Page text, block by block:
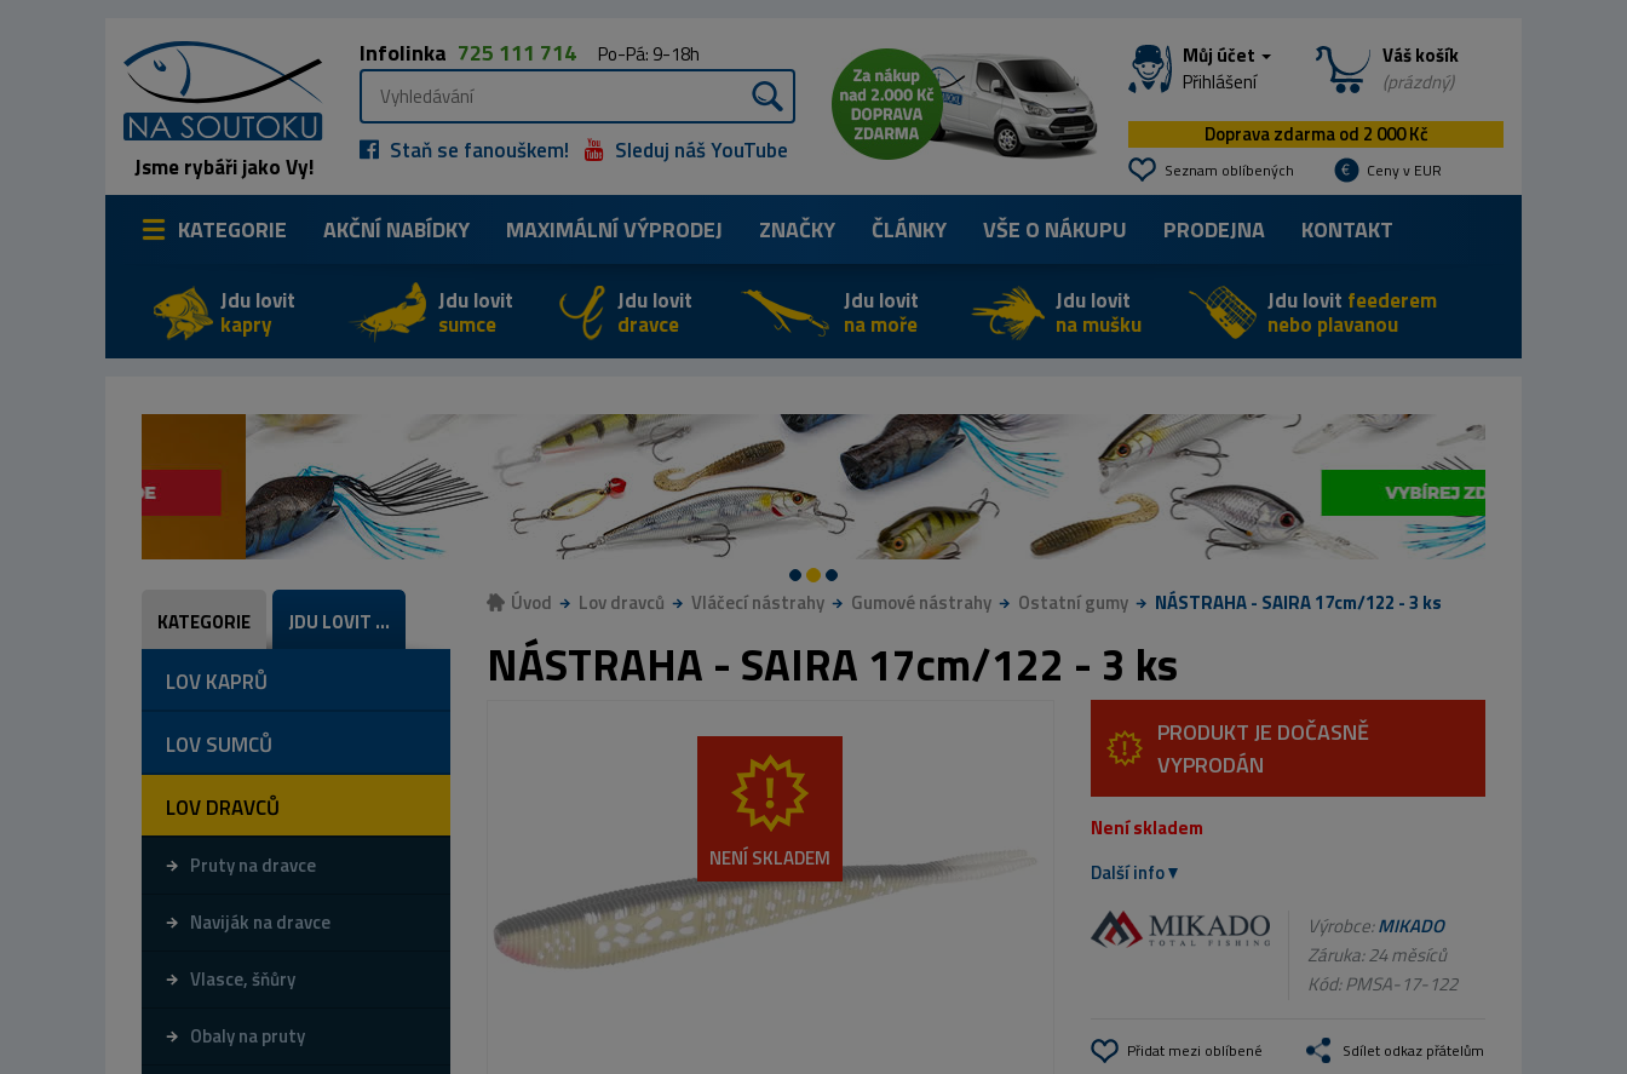
Jsme rybáři jako Vy!
Infolinka 725 111 714 Po-Pá: 9-18h
Staň se fanouškem! Sleduj náš YouTube
Můj účet
Přihlášení
Váš košík
(prázdný)
Doprava zdarma od 2 000 Kč
Seznam oblíbených Ceny v EUR
KATEGORIE AKČNÍ NABÍDKY MAXIMÁLNÍVÝPRODEJ ZNAČKY ČLÁNKY VŠE O NÁKUPU PRODEJNA KONTAKT
Jdu lovit
kapry
Jdu lovit
sumce
Jdu lovit
dravce
Jdu lovit
na moře
Jdu lovit
na mušku
Jdu lovit feederem
nebo plavanou
KATEGORIE JDU LOVIT ...
LOV KAPRŮ
LOV SUMCŮ
LOV DRAVCŮ
Pruty na dravce
Naviják na dravce
Vlasce, šňůry
Obaly na pruty
Úvod Lov dravců Vláčecí nástrahy Gumové nástrahy Ostatní gumy NÁSTRAHA - SAIRA 17cm/122 - 3 ks
NÁSTRAHA - SAIRA 17cm/122 - 3 ks
NENÍ SKLADEM
PRODUKT JE DOČASNĚ
VYPRODÁN
Není skladem
Další info
Výrobce:MIKADO
Záruka: 24 měsíců
Kód:PMSA-17-122
Přidat mezi oblíbené Sdílet odkaz přátelům